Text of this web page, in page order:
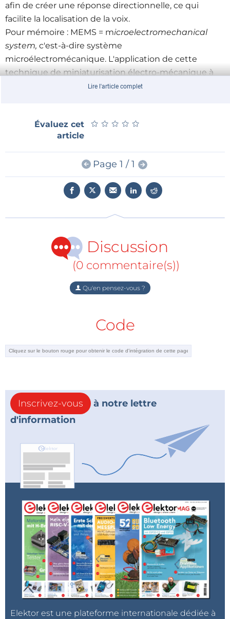
afin de créer une réponse directionnelle, ce qui
facilite la localisation de la voix.
Pour mémoire : MEMS = microelectromechanical
system, c'est-à-dire système
microélectromécanique. L'application de cette
technique de miniaturisation électro-mécanique à
même le silicium permet de nombreuses
Lire l'article complet
Évaluez cet
article
★ ★ ★ ★ ★
★ ★ ★ ★ ★
Page 1 / 1
Discussion
(0 commentaire(s))
Qu'en pensez-vous ?
Code
Inscrivez-vous
à notre lettre
d'information
Elektor est une plateforme internationale dédiée à